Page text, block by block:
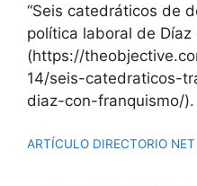
“Seis catedráticos de
política laboral de
(https://
14/seis-catedraticos-
diaz-con-franquismo/).
ARTÍCULO DIRECTORIO NET